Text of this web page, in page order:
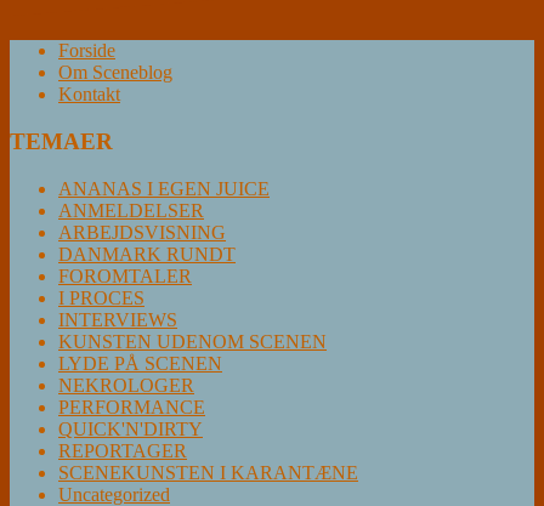
Forside
Om Sceneblog
Kontakt
TEMAER
ANANAS I EGEN JUICE
ANMELDELSER
ARBEJDSVISNING
DANMARK RUNDT
FOROMTALER
I PROCES
INTERVIEWS
KUNSTEN UDENOM SCENEN
LYDE PÅ SCENEN
NEKROLOGER
PERFORMANCE
QUICK'N'DIRTY
REPORTAGER
SCENEKUNSTEN I KARANTÆNE
Uncategorized